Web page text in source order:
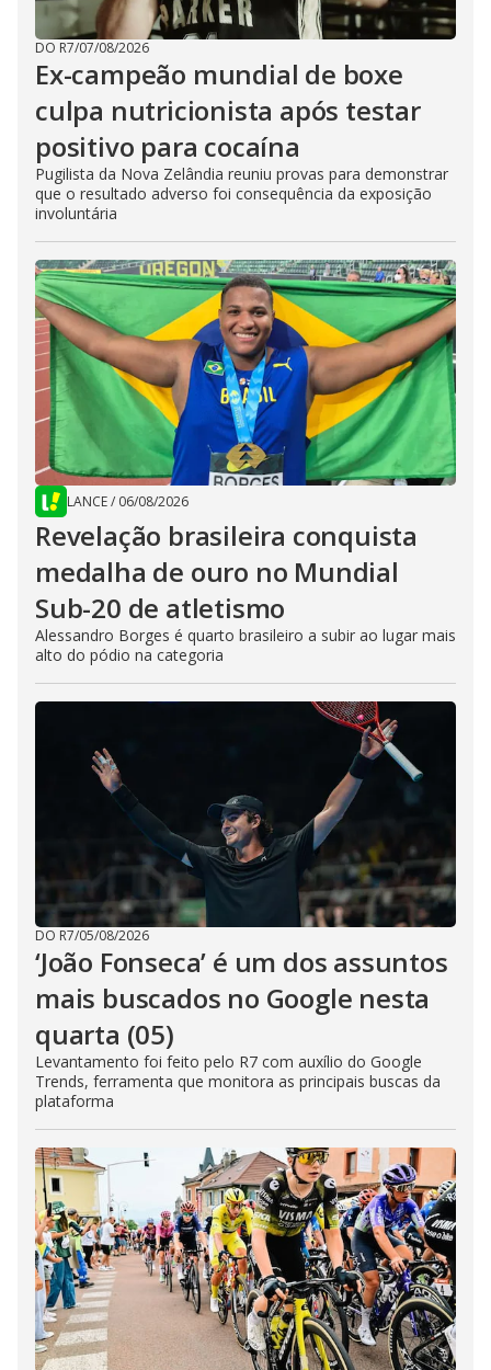
DO R7/07/08/2026
Ex-campeão mundial de boxe
culpa nutricionista após testar
positivo para cocaína
Pugilista da Nova Zelândia reuniu provas para demonstrar
que o resultado adverso foi consequência da exposição
involuntária
LANCE/ 06/08/2026
Revelação brasileira conquista
medalha de ouro no Mundial
Sub-20 de atletismo
Alessandro Borges é quarto brasileiro a subir ao lugar mais
alto do pódio na categoria
DO R7/05/08/2026
‘João Fonseca’ é um dos assuntos
mais buscados no Google nesta
quarta (05)
Levantamento foi feito pelo R7 com auxílio do Google
Trends, ferramenta que monitora as principais buscas da
plataforma